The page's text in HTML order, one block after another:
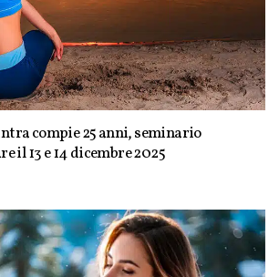
compie 25 anni, seminario
il 13 e 14 dicembre 2025